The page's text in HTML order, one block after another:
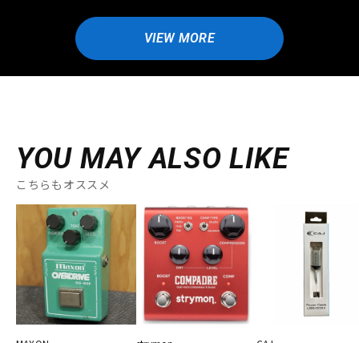
VIEW MORE
YOU MAY ALSO LIKE
こちらもオススメ